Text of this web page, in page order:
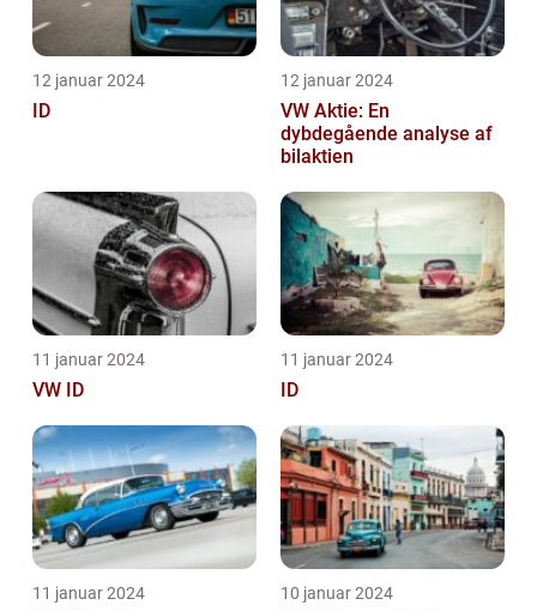
12 januar 2024
ID
12 januar 2024
VW Aktie: En
dybdegående analyse af
bilaktien
11 januar 2024
VW ID
11 januar 2024
ID
11 januar 2024 10 januar 2024